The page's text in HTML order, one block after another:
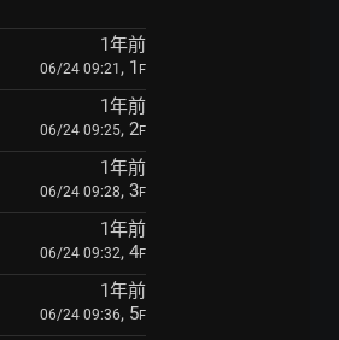
1年前
06/24 09:21 , 1 F
1年前
06/24 09:25, 2F
1年前
06/24 09:28, 3F
1年前
06/24 09:32, 4F
1年前
06/24 09:36, 5F